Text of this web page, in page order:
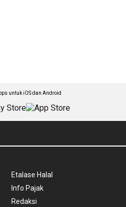
untuk iOS dan Android
Etalase Halal
Info Pajak
Redaksi